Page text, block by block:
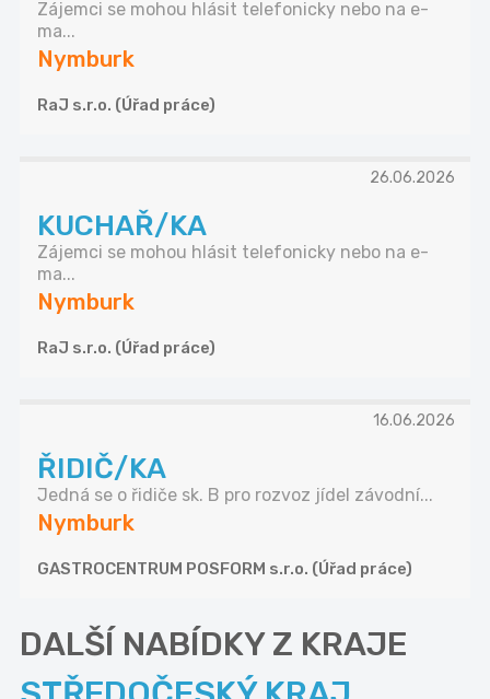
Zájemci se mohou hlásit telefonicky nebo na e-
ma...
Nymburk
RaJ s.r.o. (Úřad práce)
26.06.2026
KUCHAŘ/KA
Zájemci se mohou hlásit telefonicky nebo na e-
ma...
Nymburk
RaJ s.r.o. (Úřad práce)
16.06.2026
ŘIDIČ/KA
Jedná se o řidiče sk. B pro rozvoz jídel závodní...
Nymburk
GASTROCENTRUM POSFORM s.r.o. (Úřad práce)
DALŠÍ NABÍDKY Z KRAJE